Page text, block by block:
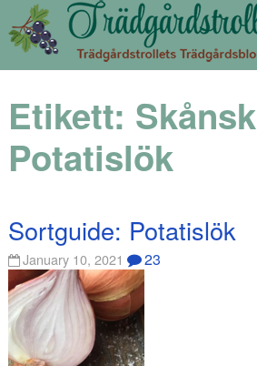
Etikett: Skånsk
Potatislök
Sortguide: Potatislök
January 10, 2021 23